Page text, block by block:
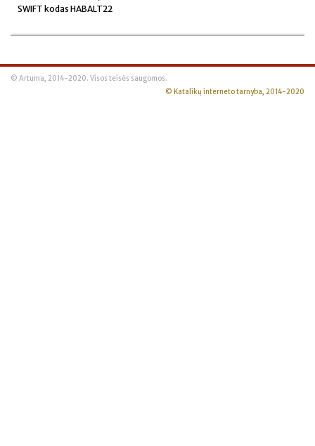
SWIFT kodas HABALT22
© Artuma, 2014-2020. Visos teisės saugomos.
© Katalikų interneto tarnyba, 2014-2020